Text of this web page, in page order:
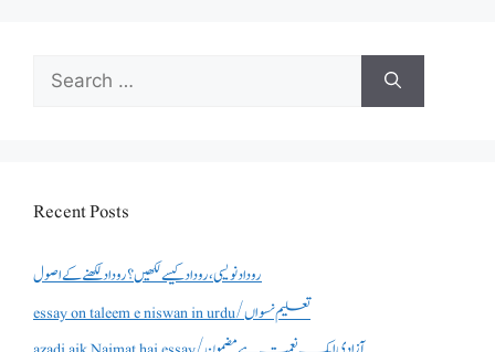
Search
for:
Recent Posts
روداد نویسی ،روداد کیسے لکھیں؟ روداد لکھنے کے اصول
essay on taleem e niswan in urdu/تعلیم نسواں